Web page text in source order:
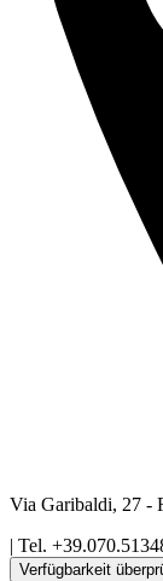
Via Garibaldi, 27 -
| Tel.
Verfügbarkeit